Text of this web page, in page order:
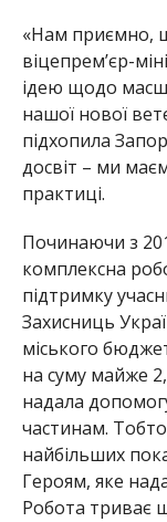
«Нам приємно,
віцепрем’єр-
ідею щодо
нашої нової
підхопила
досвіт – ми
практиці.
Починаючи з
комплексна
підтримку
Захисниць
міського
на суму майже
надала
частинам.
найбільших
Героям, яке
Робота триває